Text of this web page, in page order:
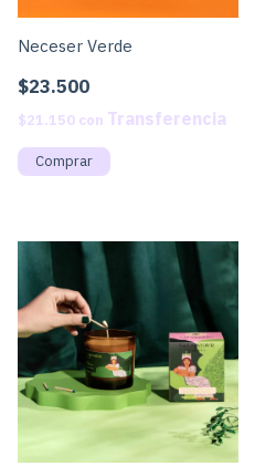
Neceser Verde
$23.500
$21.150 con